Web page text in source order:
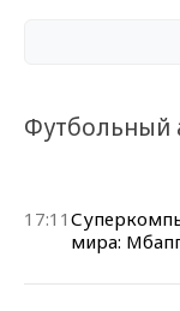
Футбольный
17:11
мира: